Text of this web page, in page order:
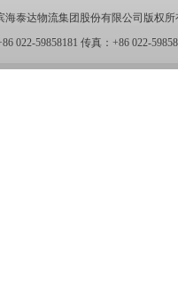
海泰达物流集团股份有限公司版权
022-59858181 传真：+86 022-